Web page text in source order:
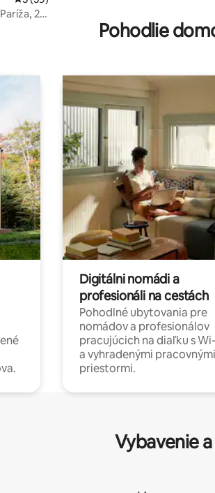
20
Pohodlie
Digitálni nomádi a
profesionáli na cestách
Pohodlné ubytovania pre
nomádov a profesionálov
pracujúcich na diaľku s
a vyhradenými pracovnými
priestormi.
Vybavenie